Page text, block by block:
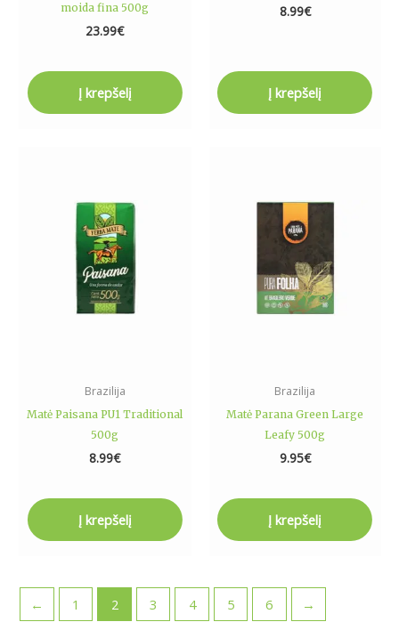
moida fina 500g
23.99€
Į krepšelį
8.99€
Į krepšelį
Brazilija
Matė Paisana PU1 Traditional
500g
8.99€
Į krepšelį
Brazilija
Matė Parana Green Large
Leafy 500g
9.95€
Į krepšelį
← 1 2 3 4 5 6 →